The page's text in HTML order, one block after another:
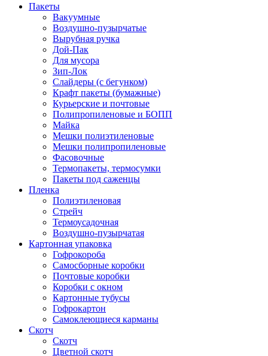
Пакеты
Вакуумные
Воздушно-пузырчатые
Вырубная ручка
Дой-Пак
Для мусора
Зип-Лок
Слайдеры (с бегунком)
Крафт пакеты (бумажные)
Курьерские и почтовые
Полипропиленовые и БОПП
Майка
Мешки полиэтиленовые
Мешки полипропиленовые
Фасовочные
Термопакеты, термосумки
Пакеты под саженцы
Пленка
Полиэтиленовая
Стрейч
Термоусадочная
Воздушно-пузырчатая
Картонная упаковка
Гофрокороба
Самосборные коробки
Почтовые коробки
Коробки с окном
Картонные тубусы
Гофрокартон
Самоклеющиеся карманы
Скотч
Скотч
Цветной скотч